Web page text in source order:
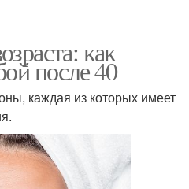
как
после 40
каждая из которых имеет